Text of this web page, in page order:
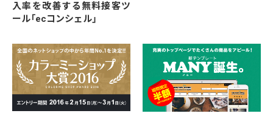
入率を改善する無料接客ツ
ール「ecコンシェル」